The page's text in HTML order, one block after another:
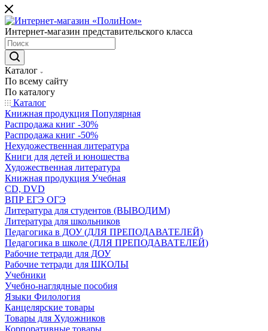
Интернет-магазин представительского класса
Каталог
По всему сайту
По каталогу
Каталог
Книжная продукция Популярная
Распродажа книг -30%
Распродажа книг -50%
Нехудожественная литература
Книги для детей и юношества
Художественная литература
Книжная продукция Учебная
CD, DVD
ВПР ЕГЭ ОГЭ
Литература для студентов (ВЫВОДИМ)
Литература для школьников
Педагогика в ДОУ (ДЛЯ ПРЕПОДАВАТЕЛЕЙ)
Педагогика в школе (ДЛЯ ПРЕПОДАВАТЕЛЕЙ)
Рабочие тетради для ДОУ
Рабочие тетради для ШКОЛЫ
Учебники
Учебно-наглядные пособия
Языки Филология
Канцелярские товары
Товары для Художников
Корпоративные товары